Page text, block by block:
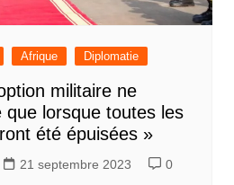
Afrique Diplomatie
militaire ne
lorsque toutes les
été épuisées »
21 septembre 2023 0